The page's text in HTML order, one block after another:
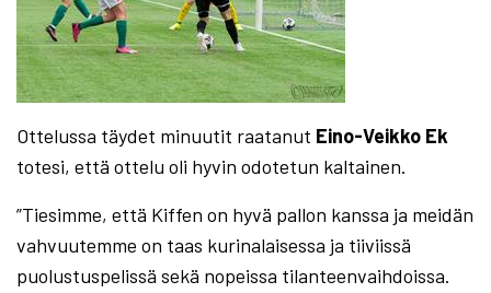
Ottelussa täydet minuutit raatanut Eino-Veikko Ek
totesi, että ottelu oli hyvin odotetun kaltainen.
”Tiesimme, että Kiffen on hyvä pallon kanssa ja meidän
vahvuutemme on taas kurinalaisessa ja tiiviissä
puolustuspelissä sekä nopeissa tilanteenvaihdoissa.